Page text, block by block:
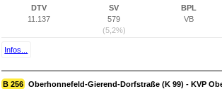
DTV
11.137
SV
579
(5,2%)
BPL
VB
Infos...
B 256 Oberhonnefeld-Gierend-Dorfstraße (K 99) - KVP